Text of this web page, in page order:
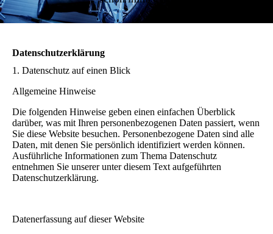
Datenschutzerklärung
1. Datenschutz auf einen Blick
Allgemeine Hinweise
Die folgenden Hinweise geben einen einfachen Überblick
darüber, was mit Ihren personenbezogenen Daten passiert, wenn
Sie diese Website besuchen. Personenbezogene Daten sind alle
Daten, mit denen Sie persönlich identifiziert werden können.
Ausführliche Informationen zum Thema Datenschutz
entnehmen Sie unserer unter diesem Text aufgeführten
Datenschutzerklärung.
Datenerfassung auf dieser Website